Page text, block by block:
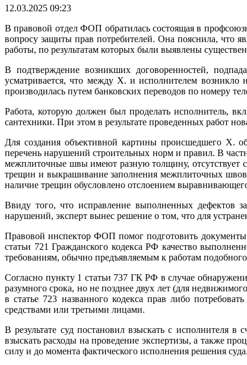
12.03.2025 09:23
В правовой отдел ФОП обратилась состоящая в
вопросу защиты прав потребителей. Она пояснила, что
работы, по результатам которых были выявлены
В подтверждение возникших договоренностей,
усматривается, что между Х. и исполнителем возникло
производилась путем банковских переводов по номеру
Работа, которую должен был проделать исполнитель,
сантехники. При этом в результате проведенных работ
Для создания объективной картины происшедшего Х.
перечень нарушений строительных норм и правил. В
межплиточные швы имеют разную толщину, отсутствует
трещин и выкрашивание заполнения межплиточных
наличие трещин обусловлено отслоением
Ввиду того, что исправление выполненных дефектов
нарушений, эксперт вынес решение о том, что для
Правовой инспектор ФОП помог подготовить документы
статьи 721 Гражданского кодекса РФ качество
требованиям, обычно предъявляемым к работам
Согласно пункту 1 статьи 737 ГК РФ в случае
разумного срока, но не позднее двух лет (для
в статье 723 названного кодекса прав либо
средствами или третьими лицами.
В результате суд постановил взыскать с исполнителя
взыскать расходы на проведение экспертизы, а также
силу и до момента фактического исполнения решения суда.